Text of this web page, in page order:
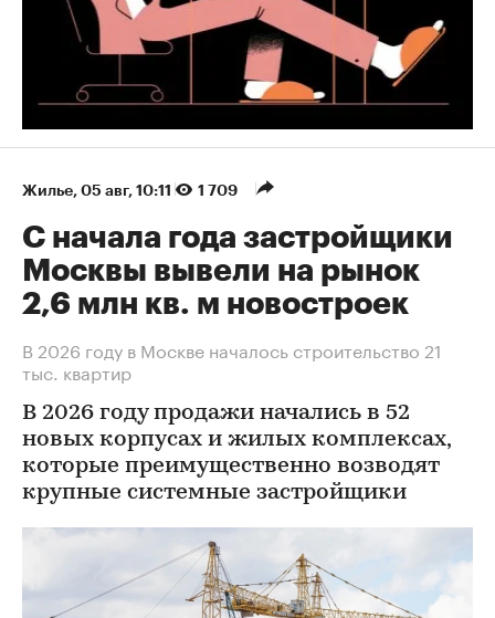
Жилье 05 авг, 10:11 1 709
С начала года застройщики
Москвы вывели на рынок
2,6 млн кв. м новостроек
В 2026 году в Москве началось строительство 21
тыс. квартир
В 2026 году продажи начались в 52
новых корпусах и жилых комплексах,
которые преимущественно возводят
крупные системные застройщики